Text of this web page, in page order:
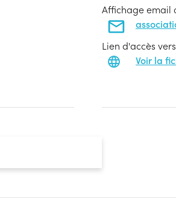
Affichage email
Lien d'accès
Voir la